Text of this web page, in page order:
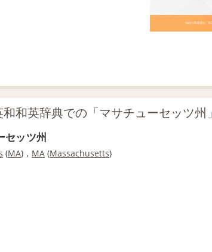
和英辞典での「マサチューセッツ州
セッツ州
(MA)， MA (Massachusetts)